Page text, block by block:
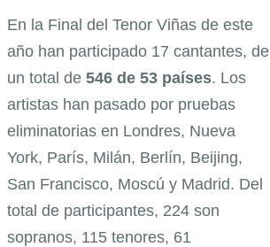
En la Final del Tenor Viñas de este
año han participado 17 cantantes, de
un total de 546 de 53 países. Los
artistas han pasado por pruebas
eliminatorias en Londres, Nueva
York, París, Milán, Berlín, Beijing,
San Francisco, Moscú y Madrid. Del
total de participantes, 224 son
sopranos, 115 tenores, 61